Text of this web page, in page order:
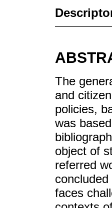
The
and
policies,
was
object of
referred
faces